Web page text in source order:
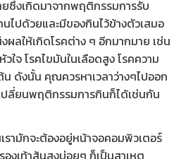
ซึ่งเกิดมาจากพฤติกรรมการรับ
นไปด้วยและมีของกินไว้ข้างตัวเสมอ
ผลให้เกิดโรคต่าง ๆ อีกมากมาย เช่น
วใจ โรคไขมันในเลือดสูง โรคความ
ดังนั้น คุณควรหาเวลาว่างๆไปออก
ปลี่ยนพฤติกรรมการกินก็ได้เช่นกัน
เรามักจะต้องอยู่หน้าจอคอมพิวเตอร์
องเท้าส้นสูงบ่อยๆ ก็เป็นสาเหตุ